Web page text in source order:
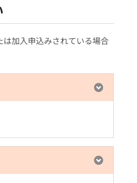
加入申込みされている場合